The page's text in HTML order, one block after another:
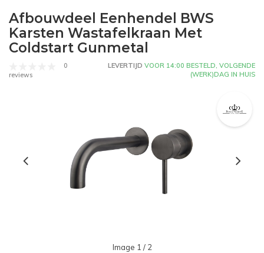
Afbouwdeel Eenhendel BWS
Karsten Wastafelkraan Met
Coldstart Gunmetal
0
reviews
LEVERTIJD VOOR 14:00 BESTELD, VOLGENDE
(WERK)DAG IN HUIS
Image 1 / 2